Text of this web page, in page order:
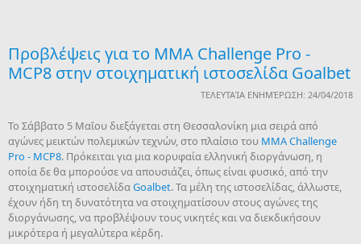
Προβλέψεις για το MMA Challenge Pro -
MCP8 στην στοιχηματική ιστοσελίδα Goalbet
ΤΕΛΕΥΤΑΊΑ ΕΝΗΜΈΡΩΣΗ: 24/04/2018
Το Σάββατο 5 Μαΐου διεξάγεται στη Θεσσαλονίκη μια σειρά από
αγώνες μεικτών πολεμικών τεχνών, στο πλαίσιο του MMA Challenge
Pro - MCP8. Πρόκειται για μια κορυφαία ελληνική διοργάνωση, η
οποία δε θα μπορούσε να απουσιάζει, όπως είναι φυσικό, από την
στοιχηματική ιστοσελίδαGoalbet. Τα μέλη της ιστοσελίδας, άλλωστε,
έχουν ήδη τη δυνατότητα να στοιχηματίσουν στους αγώνες της
διοργάνωσης, να προβλέψουν τους νικητές και να διεκδικήσουν
μικρότερα ή μεγαλύτερα κέρδη.